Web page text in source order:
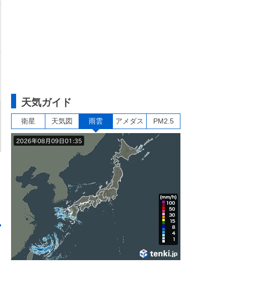
天気ガイド
衛星 天気図 雨雲 アメダス PM2.5